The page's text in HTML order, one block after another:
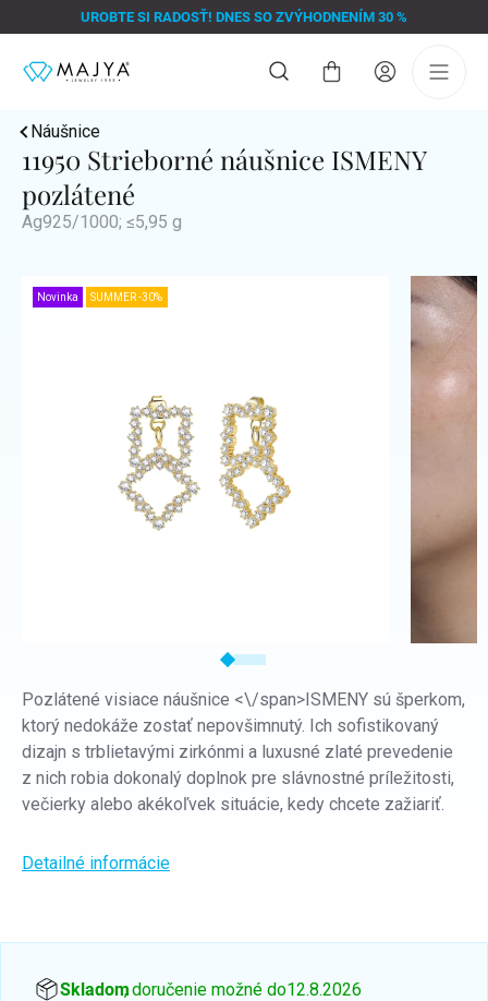
na
UROBTE SI RADOSŤ! DNES SO ZVÝHODNENÍM 30 %
Nákupný
Náušnice
11950 Strieborné náušnice ISMENY
pozlátené
Ag925/1000; ≤5,95 g
Novinka SUMMER -30%
Pozlátené visiace náušnice <\/span>ISMENY sú šperkom,
ktorý nedokáže zostať nepovšimnutý. Ich sofistikovaný
dizajn s trblietavými zirkónmi a luxusné zlaté prevedenie
z nich robia dokonalý doplnok pre slávnostné príležitosti,
večierky alebo akékoľvek situácie, kedy chcete zažiariť.
Detailné informácie
Skladom, doručenie možné do12.8.2026